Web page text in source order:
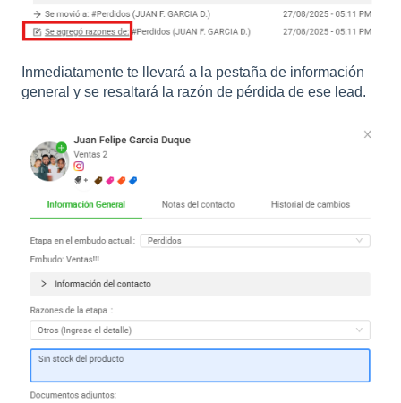
Inmediatamente te llevará a la pestaña de información
general y se resaltará la razón de pérdida de ese lead.